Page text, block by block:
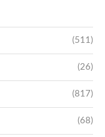
(511)
(26)
(817)
(68)